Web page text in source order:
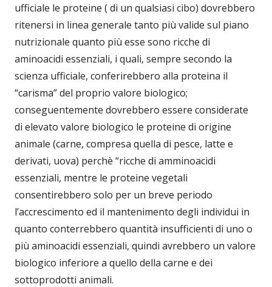
ufficiale le proteine ( di un qualsiasi cibo) dovrebbero
ritenersi in linea generale tanto più valide sul piano
nutrizionale quanto più esse sono ricche di
aminoacidi essenziali, i quali, sempre secondo la
scienza ufficiale, conferirebbero alla proteina il
“carisma” del proprio valore biologico;
conseguentemente dovrebbero essere considerate
di elevato valore biologico le proteine di origine
animale (carne, compresa quella di pesce, latte e
derivati, uova) perchè “ricche di amminoacidi
essenziali, mentre le proteine vegetali
consentirebbero solo per un breve periodo
l’accrescimento ed il mantenimento degli individui in
quanto conterrebbero quantità insufficienti di uno o
più aminoacidi essenziali, quindi avrebbero un valore
biologico inferiore a quello della carne e dei
sottoprodotti animali.